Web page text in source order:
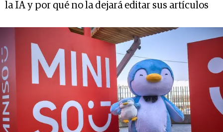
la IA y por qué no la dejará editar sus artículos